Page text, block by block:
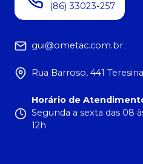
(86) 33023-257
gui@ometac.com.br
Rua Barroso, 441
Horário de
Segunda a sexta das 08
12h